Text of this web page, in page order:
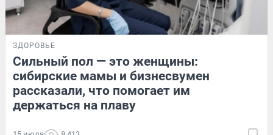
ЗДОРОВЬЕ
Сильный пол — это женщины:
сибирские мамы и бизнесвумен
рассказали, что помогает им
держаться на плаву